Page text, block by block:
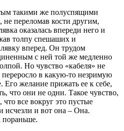
такими же полуспящими
не переломав кости другим,
оказалась впереди него и
толпу спешаших и
вперед. Он трудом
с ней той же медленно
Но чувство «кабеля» не
переросло в какую-то незримую
желание прижать ее к себе,
что они не одни. Такое чувство,
все вокруг это пустые
исчезли и вот она – Она.
пораньше.